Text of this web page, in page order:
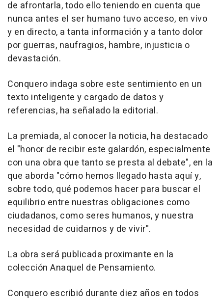
de afrontarla, todo ello teniendo en cuenta que
nunca antes el ser humano tuvo acceso, en vivo
y en directo, a tanta información y a tanto dolor
por guerras, naufragios, hambre, injusticia o
devastación.
Conquero indaga sobre este sentimiento en un
texto inteligente y cargado de datos y
referencias, ha señalado la editorial.
La premiada, al conocer la noticia, ha destacado
el "honor de recibir este galardón, especialmente
con una obra que tanto se presta al debate", en la
que aborda "cómo hemos llegado hasta aquí y,
sobre todo, qué podemos hacer para buscar el
equilibrio entre nuestras obligaciones como
ciudadanos, como seres humanos, y nuestra
necesidad de cuidarnos y de vivir".
La obra será publicada proximante en la
colección Anaquel de Pensamiento.
Conquero escribió durante diez años en todos